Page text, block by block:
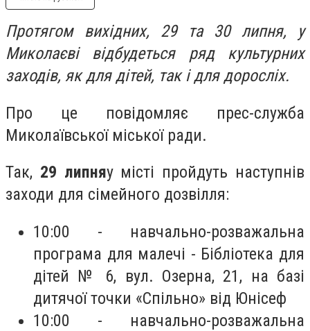
Протягом вихідних, 29 та 30 липня, у
Миколаєві відбудеться ряд культурних
заходів, як для дітей, так і для доросліх.
Про це повідомляє прес-служба
Миколаївської міської ради.
Так, 29 липняу місті пройдуть наступнів
заходи для сімейного дозвілля:
10:00 - навчально-розважальна
програма для малечі - Бібліотека для
дітей № 6, вул. Озерна, 21, на базі
дитячої точки «Спільно» від Юнісеф
10:00 - навчально-розважальна